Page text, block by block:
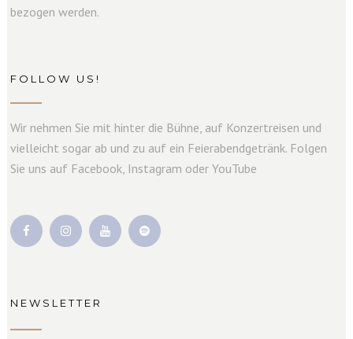
bezogen werden.
FOLLOW US!
Wir nehmen Sie mit hinter die Bühne, auf Konzertreisen und
vielleicht sogar ab und zu auf ein Feierabendgetränk. Folgen
Sie uns auf Facebook, Instagram oder YouTube
NEWSLETTER